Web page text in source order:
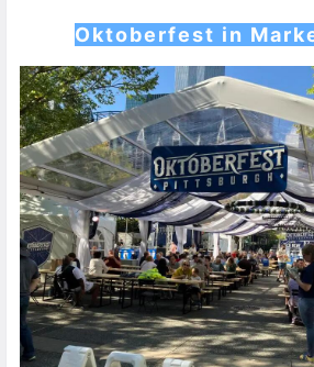
Oktoberfest in